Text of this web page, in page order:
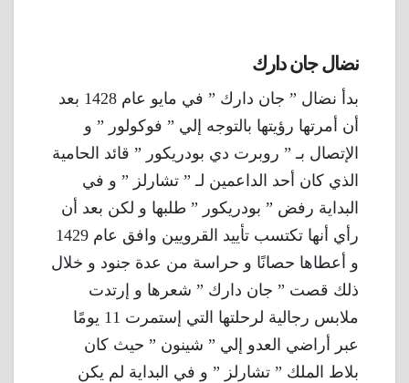
نضال جان دارك
بدأ نضال ” جان دارك ” في مايو عام 1428 بعد
أن أمرتها رؤيتها بالتوجه إلي ” فوكولور ” و
الإتصال بـ ” روبرت دي بودريكور ” قائد الحامية
الذي كان أحد الداعمين لـ ” تشارلز ” و في
البداية رفض ” بودريكور ” طلبها و لكن بعد أن
رأي أنها تكتسب تأييد القرويين وافق عام 1429
و أعطاها حصانًا و حراسة من عدة جنود و خلال
ذلك قصت ” جان دارك ” شعرها و إرتدت
ملابس رجالية لرحلتها التي إستمرت 11 يومًا
عبر أراضي العدو إلي ” شينون ” حيث كان
بلاط الملك ” تشارلز ” و في البداية لم يكن